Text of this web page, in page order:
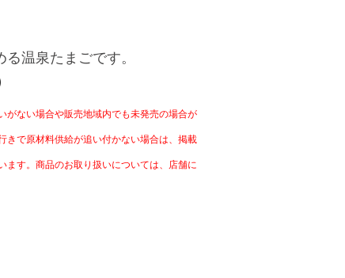
温泉たまごです。
がない場合や販売地域内でも未発売の場合が
きで原材料供給が追い付かない場合は、掲載
ます。商品のお取り扱いについては、店舗に